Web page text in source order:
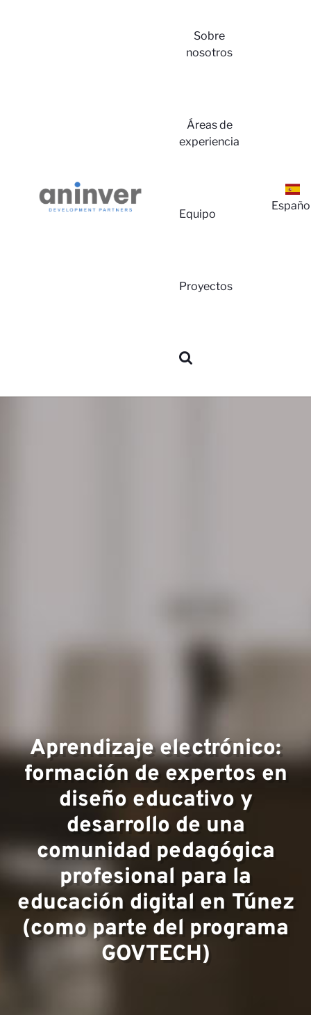
Sobre
nosotros
Áreas de
experiencia
Equipo
Proyectos
Iniciar
Sesión
Sobre
Áreas
Equipo
Aprendizaje electrónico:
formación de expertos en
diseño educativo y
desarrollo de una
comunidad pedagógica
profesional para la
educación digital en Túnez
(como parte del programa
GOVTECH)